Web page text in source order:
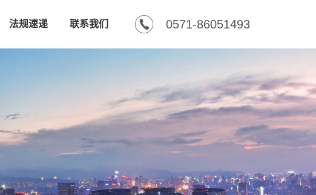
法规速递 联系我们 0571-86051493